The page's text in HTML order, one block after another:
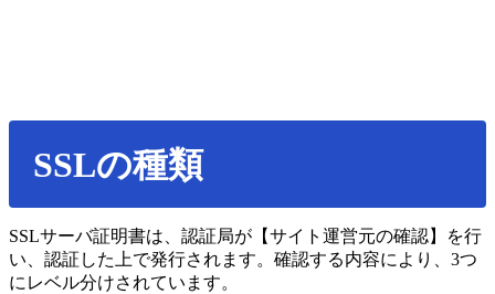
SSLの種類
SSLサーバ証明書は、認証局が【サイト運営元の確認】を行
い、認証した上で発行されます。確認する内容により、3つ
にレベル分けされています。